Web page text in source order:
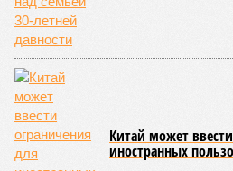
Китай может
иностранных